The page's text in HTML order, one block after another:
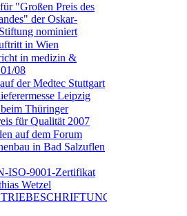
"Großen Preis des
der Oskar-
nominiert
in Wien
in medizin &
08
der Medtec Stuttgart
Leipzig
Thüringer
für Qualität 2007
auf dem Forum
in Bad Salzuflen
ISO-9001-Zertifikat
Wetzel